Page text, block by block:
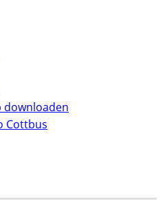
downloaden
Cottbus